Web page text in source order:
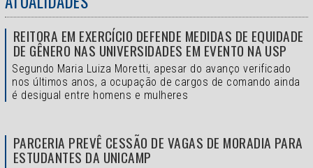
REITORA EM EXERCÍCIO DEFENDE MEDIDAS DE EQUIDADE
DE GÊNERO NAS UNIVERSIDADES EM EVENTO NA USP
Segundo Maria Luiza Moretti, apesar do avanço verificado
nos últimos anos, a ocupação de cargos de comando ainda
é desigual entre homens e mulheres
PARCERIA PREVÊ CESSÃO DE VAGAS DE MORADIA PARA
ESTUDANTES DA UNICAMP